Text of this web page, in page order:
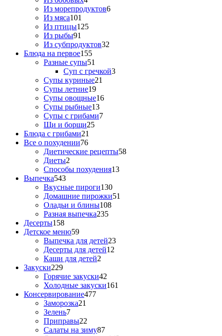
Из морепродуктов6
Из мяса101
Из птицы125
Из рыбы91
Из субпродуктов32
Блюда на первое155
Разные супы51
Суп с гречкой3
Супы куриные21
Супы летние19
Супы овощные16
Супы рыбные13
Супы с грибами7
Щи и борщи25
Блюда с грибами21
Все о похудении76
Диетические рецепты58
Диеты2
Способы похудения13
Выпечка543
Вкусные пироги130
Домашние пирожки51
Оладьи и блины108
Разная выпечка235
Десерты158
Детское меню59
Выпечка для детей23
Десерты для детей12
Каши для детей2
Закуски229
Горячие закуски42
Холодные закуски161
Консервирование477
Заморозка21
Зелень7
Приправы22
Салаты на зиму87